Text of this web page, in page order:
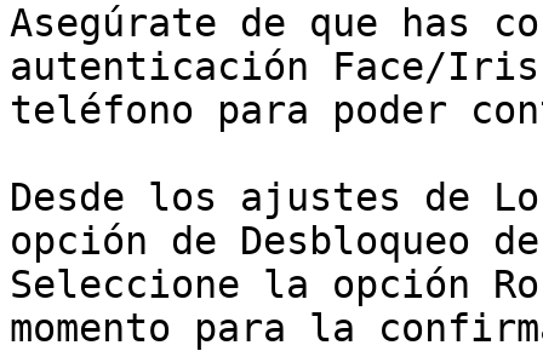
Asegúrate de que has
autenticación Face/
teléfono para poder
Desde los ajustes de
opción de Desbloqueo
Seleccione la opción
momento para la